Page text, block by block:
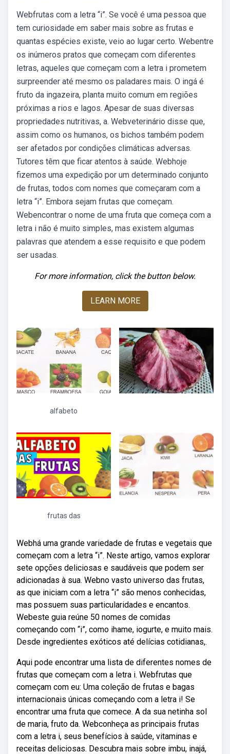
Webfrutas com a letra “i”. Se você é uma pessoa que
tem curiosidade em saber mais sobre as frutas e
quantas espécies existe, veio ao lugar certo. Webentre
os inúmeros pratos que começam com diferentes
letras, aqueles que começam com a letra i prometem
surpreender até mesmo os paladares mais. O ingá é
fruto da ingazeira, planta muito comum em regiões
próximas a rios e lagos. Apesar de suas diversas
propriedades nutritivas, a. Webveterinário disse que,
assim como os humanos, os bichos também podem
ser afetados por condições climáticas adversas.
Tutores têm que ficar atentos à saúde. Webhoje
fizemos uma expedição por um determinado conjunto
de frutas, todos com nomes que começaram com a
letra “i”. Embora sejam frutas que começam.
Webencontrar o nome de uma fruta que começa com a
letra i não é muito simples, mas existem algumas
palavras que atendem a esse requisito e que podem
ser usadas.
For more information, click the button below.
LEARN MORE
alfabeto
frutas das
Webhá uma grande variedade de frutas e vegetais que
começam com a letra “i”. Neste artigo, vamos explorar
sete opções deliciosas e saudáveis que podem ser
adicionadas à sua. Webno vasto universo das frutas,
as que iniciam com a letra “i” são menos conhecidas,
mas possuem suas particularidades e encantos.
Webeste guia reúne 50 nomes de comidas
começando com “i”, como ihame, iogurte, e muito mais.
Desde ingredientes exóticos até delícias cotidianas,.
Aqui pode encontrar uma lista de diferentes nomes de
frutas que começam com a letra i. Webfrutas que
começam com eu: Uma coleção de frutas e bagas
internacionais únicas começando com a letra i! Se
encontrar uma fruta que comece. A da sua netinha sol
de maria, fruto da. Webconheça as principais frutas
com a letra i, seus benefícios à saúde, vitaminas e
receitas deliciosas. Descubra mais sobre imbu, inajá,